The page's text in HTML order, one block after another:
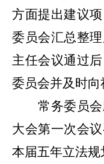
方面提出建议
委员会汇总整
主任会议通过
委员会并及时向
常务委员会
大会第一次会
本届五年立法规